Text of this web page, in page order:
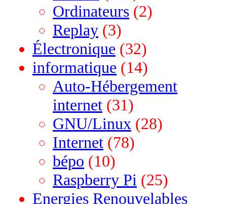
Ordinateurs (2)
Replay (3)
Électronique (32)
informatique (14)
Auto-Hébergement
internet (31)
GNU/Linux (28)
Internet (78)
bépo (10)
Raspberry Pi (25)
Energies Renouvelables